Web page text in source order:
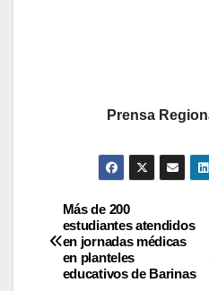
Prensa
Más de 200
estudiantes atendidos
en jornadas médicas
en planteles
educativos de Barinas